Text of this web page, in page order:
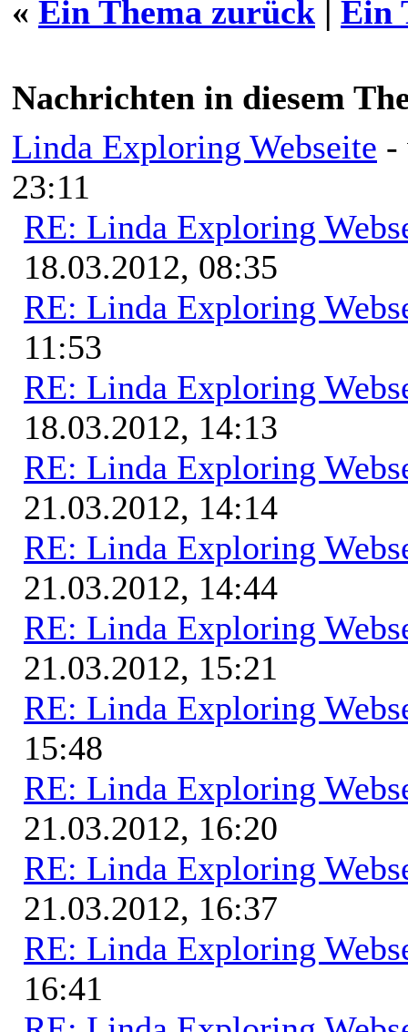
« Ein Thema zurück | Ein
Nachrichten in diesem
Linda Exploring Webseite -
23:11
RE: Linda Exploring
18.03.2012, 08:35
RE: Linda Exploring
11:53
RE: Linda Exploring
18.03.2012, 14:13
RE: Linda Exploring
21.03.2012, 14:14
RE: Linda Exploring
21.03.2012, 14:44
RE: Linda Exploring
21.03.2012, 15:21
RE: Linda Exploring
15:48
RE: Linda Exploring
21.03.2012, 16:20
RE: Linda Exploring
21.03.2012, 16:37
RE: Linda Exploring
16:41